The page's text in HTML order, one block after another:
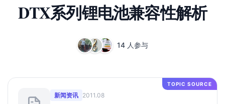
DTX系列锂电池兼容性解析
14 人参与
TOPIC SOURCE
新闻资讯 2011.08